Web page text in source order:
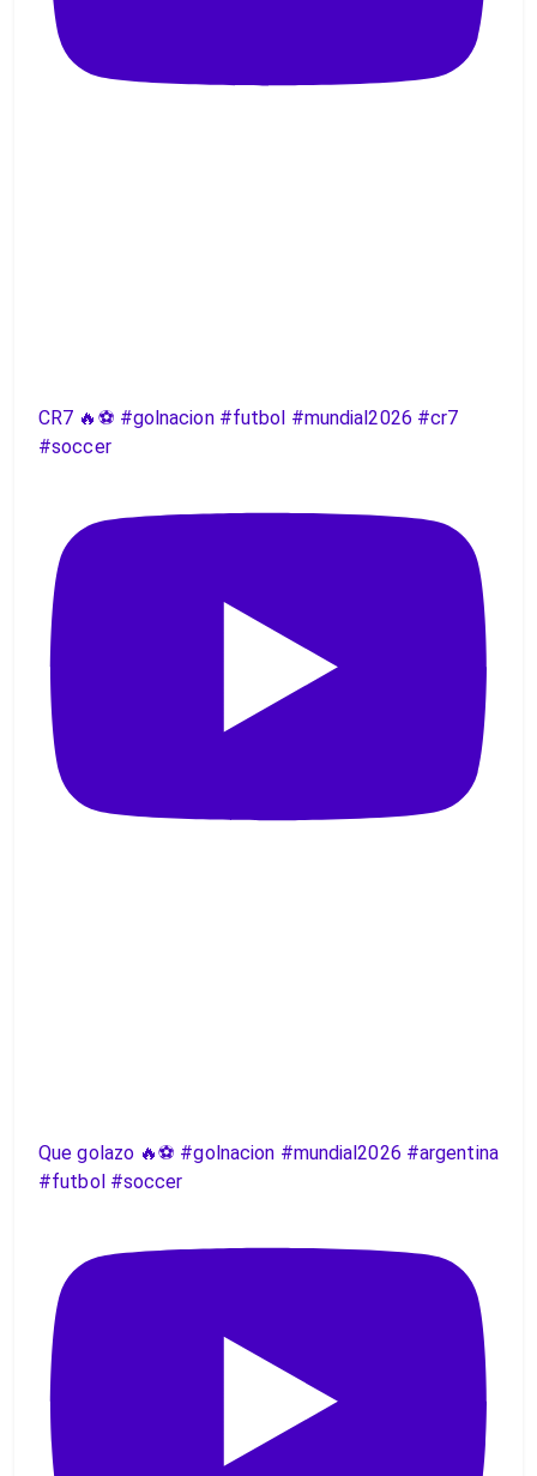
CR7 🔥⚽️ #golnacion #futbol #mundial2026 #cr7
#soccer
Que golazo 🔥⚽️ #golnacion #mundial2026 #argentina
#futbol #soccer